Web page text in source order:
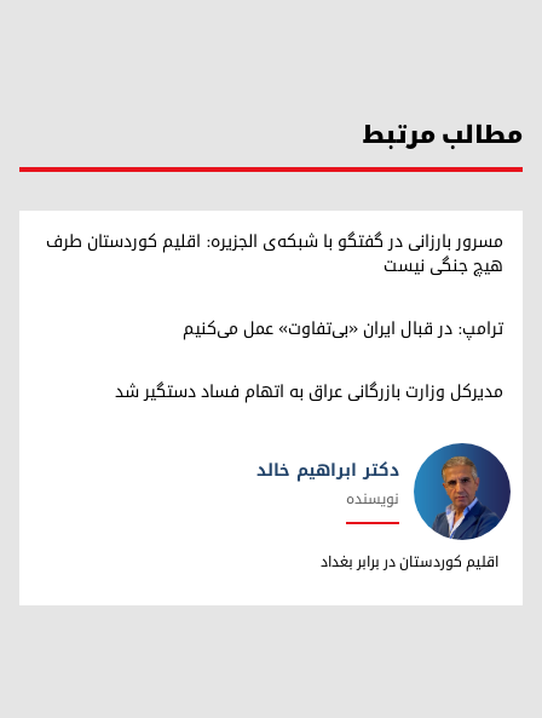
مطالب مرتبط
مسرور بارزانی در گفتگو با شبکه‌ی الجزیره: اقلیم کوردستان طرف
هیچ جنگی نیست
ترامپ: در قبال ایران «بی‌تفاوت» عمل می‌کنیم
مدیرکل وزارت بازرگانی عراق به اتهام فساد دستگیر شد
دکتر ابراهیم خالد
دکتر ابراهیم خالد
نویسنده
اقلیم کوردستان در برابر بغداد